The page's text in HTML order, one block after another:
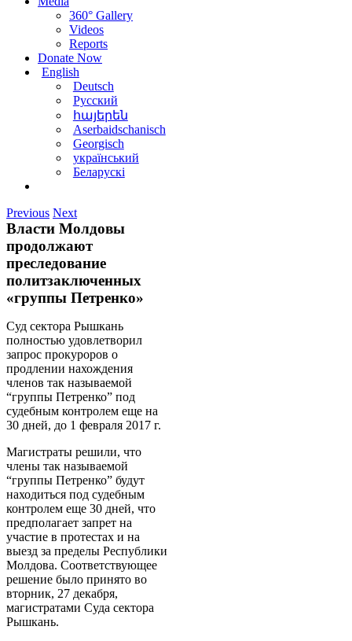
360° Gallery
Videos
Reports
Donate Now
English
Deutsch
Русский
հայերեն
Aserbaidschanisch
Georgisch
український
Беларускі
Previous Next
Власти Молдовы
продолжают
преследование
политзаключенных
«группы Петренко»
Суд сектора Рышкань
полностью удовлетворил
запрос прокуроров о
продлении нахождения
членов так называемой
“группы Петренко” под
судебным контролем еще на
30 дней, до 1 февраля 2017 г.
Магистраты решили, что
члены так называемой
“группы Петренко” будут
находиться под судебным
контролем еще 30 дней, что
предполагает запрет на
участие в протестах и на
выезд за пределы Республики
Молдова. Соответствующее
решение было принято во
вторник, 27 декабря,
магистратами Суда сектора
Рышкань.